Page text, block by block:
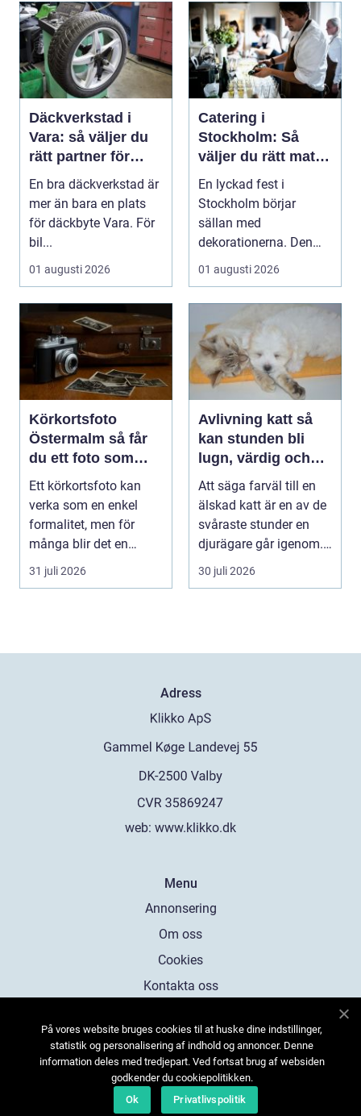
Däckverkstad i
Vara: så väljer du
rätt partner för
säker körning året
runt
En bra däckverkstad är
mer än bara en plats
för däckbyte Vara. För
bil...
01 augusti 2026
Catering i
Stockholm: Så
väljer du rätt mat
till ditt evenemang
En lyckad fest i
Stockholm börjar
sällan med
dekorationerna. Den
börjar i köket....
01 augusti 2026
Körkortsfoto
Östermalm så får
du ett foto som
alltid blir godkänt
Ett körkortsfoto kan
verka som en enkel
formalitet, men för
många blir det en
oväntad källa till str...
31 juli 2026
Avlivning katt så
kan stunden bli
lugn, värdig och
trygg
Att säga farväl till en
älskad katt är en av de
svåraste stunder en
djurägare går igenom.
Beslutet o...
30 juli 2026
Adress
web: www.klikko.dk
Menu
Annonsering
Om oss
Cookies
Kontakta oss
På vores website bruges cookies til at huske dine indstillinger,
statistik og personalisering af indhold og annoncer. Denne
information deles med tredjepart. Ved fortsat brug af websiden
godkender du cookiepolitikken.
Ok
Privatlivspolitik